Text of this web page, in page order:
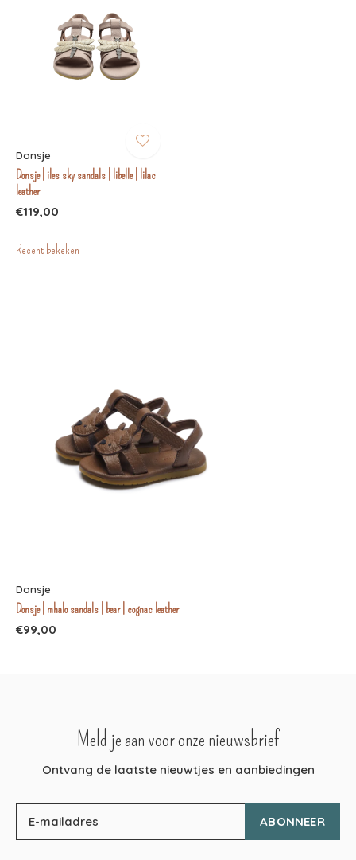
Donsje
Donsje | iles sky sandals | libelle | lilac
leather
€119,00
Recent bekeken
Donsje
Donsje | mhalo sandals | bear | cognac leather
€99,00
Meld je aan voor onze nieuwsbrief
Ontvang de laatste nieuwtjes en aanbiedingen
ABONNEER